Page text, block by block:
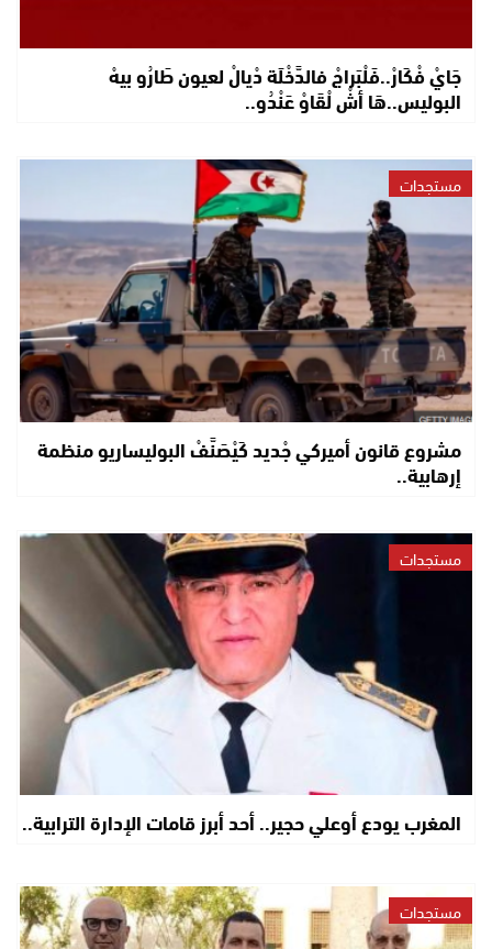
جَايْ فْكَارْ..فَلْبَراجْ فالدَّخْلَة دْيالْ لعيون طَارُو بيهْ
البوليس..هَا أشْ لْقَاوْ عَنْدُو..
مستجدات
مشروع قانون أميركي جْديد كَيْصَنَّفْ البوليساريو منظمة
إرهابية..
مستجدات
المغرب يودع أوعلي حجير.. أحد أبرز قامات الإدارة الترابية..
مستجدات